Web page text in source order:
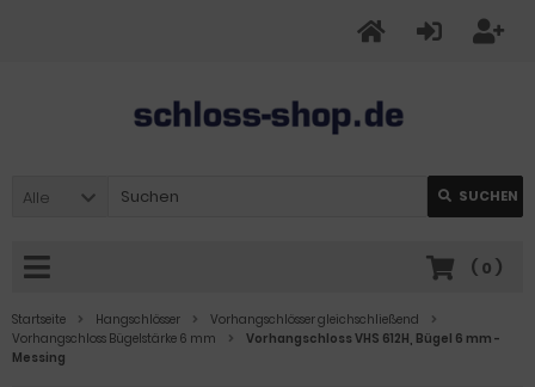
Alle SUCHEN
( 0 )
Startseite Hangschlösser
Vorhangschlösser gleichschließend
Vorhangschloss Bügelstärke 6 mm
Vorhangschloss VHS 612H, Bügel 6 mm -
Messing